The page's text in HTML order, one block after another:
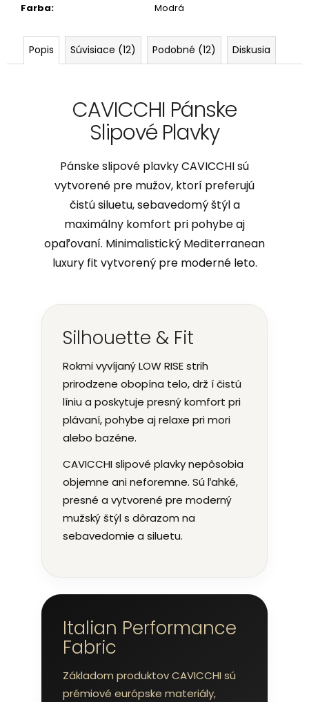
Farba: Modrá
Popis Súvisiace (12) Podobné (12) Diskusia
CAVICCHI Pánske
Slipové Plavky
Pánske slipové plavky CAVICCHI sú
vytvorené pre mužov, ktorí preferujú
čistú siluetu, sebavedomý štýl a
maximálny komfort pri pohybe aj
opaľovaní. Minimalistický Mediterranean
luxury fit vytvorený pre moderné leto.
Silhouette & Fit
Rokmi vyvíjaný LOW RISE strih
prirodzene obopína telo, drž í čistú
líniu a poskytuje presný komfort pri
plávaní, pohybe aj relaxe pri mori
alebo bazéne.
CAVICCHI slipové plavky nepôsobia
objemne ani neforemne. Sú ľahké,
presné a vytvorené pre moderný
mužský štýl s dôrazom na
sebavedomie a siluetu.
Italian Performance
Fabric
Základom produktov CAVICCHI sú
prémiové európske materiály,